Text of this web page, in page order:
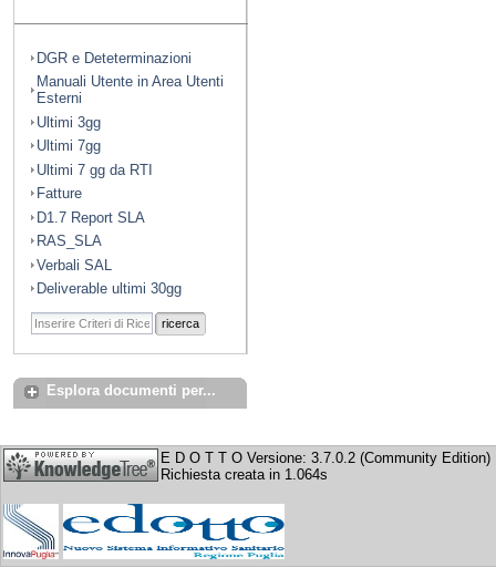
DGR e Deteterminazioni
Manuali Utente in Area Utenti
Esterni
Ultimi 3gg
Ultimi 7gg
Ultimi 7 gg da RTI
Fatture
D1.7 Report SLA
RAS_SLA
Verbali SAL
Deliverable ultimi 30gg
ricerca
Esplora documenti per...
E D O T T O Versione: 3.7.0.2 (Community Edition)
Richiesta creata in 1.064s